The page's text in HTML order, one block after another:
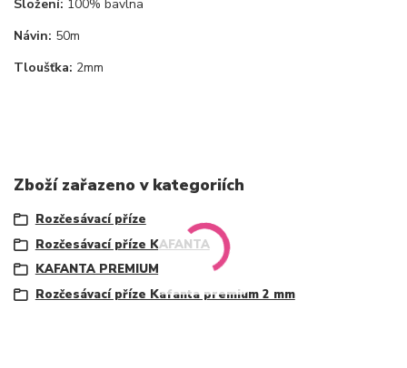
Složení: 100% bavlna
Návin: 50m
Tloušťka: 2mm
Zboží zařazeno v kategoriích
Rozčesávací příze
Rozčesávací příze KAFANTA
KAFANTA PREMIUM
Rozčesávací příze Kafanta premium 2 mm